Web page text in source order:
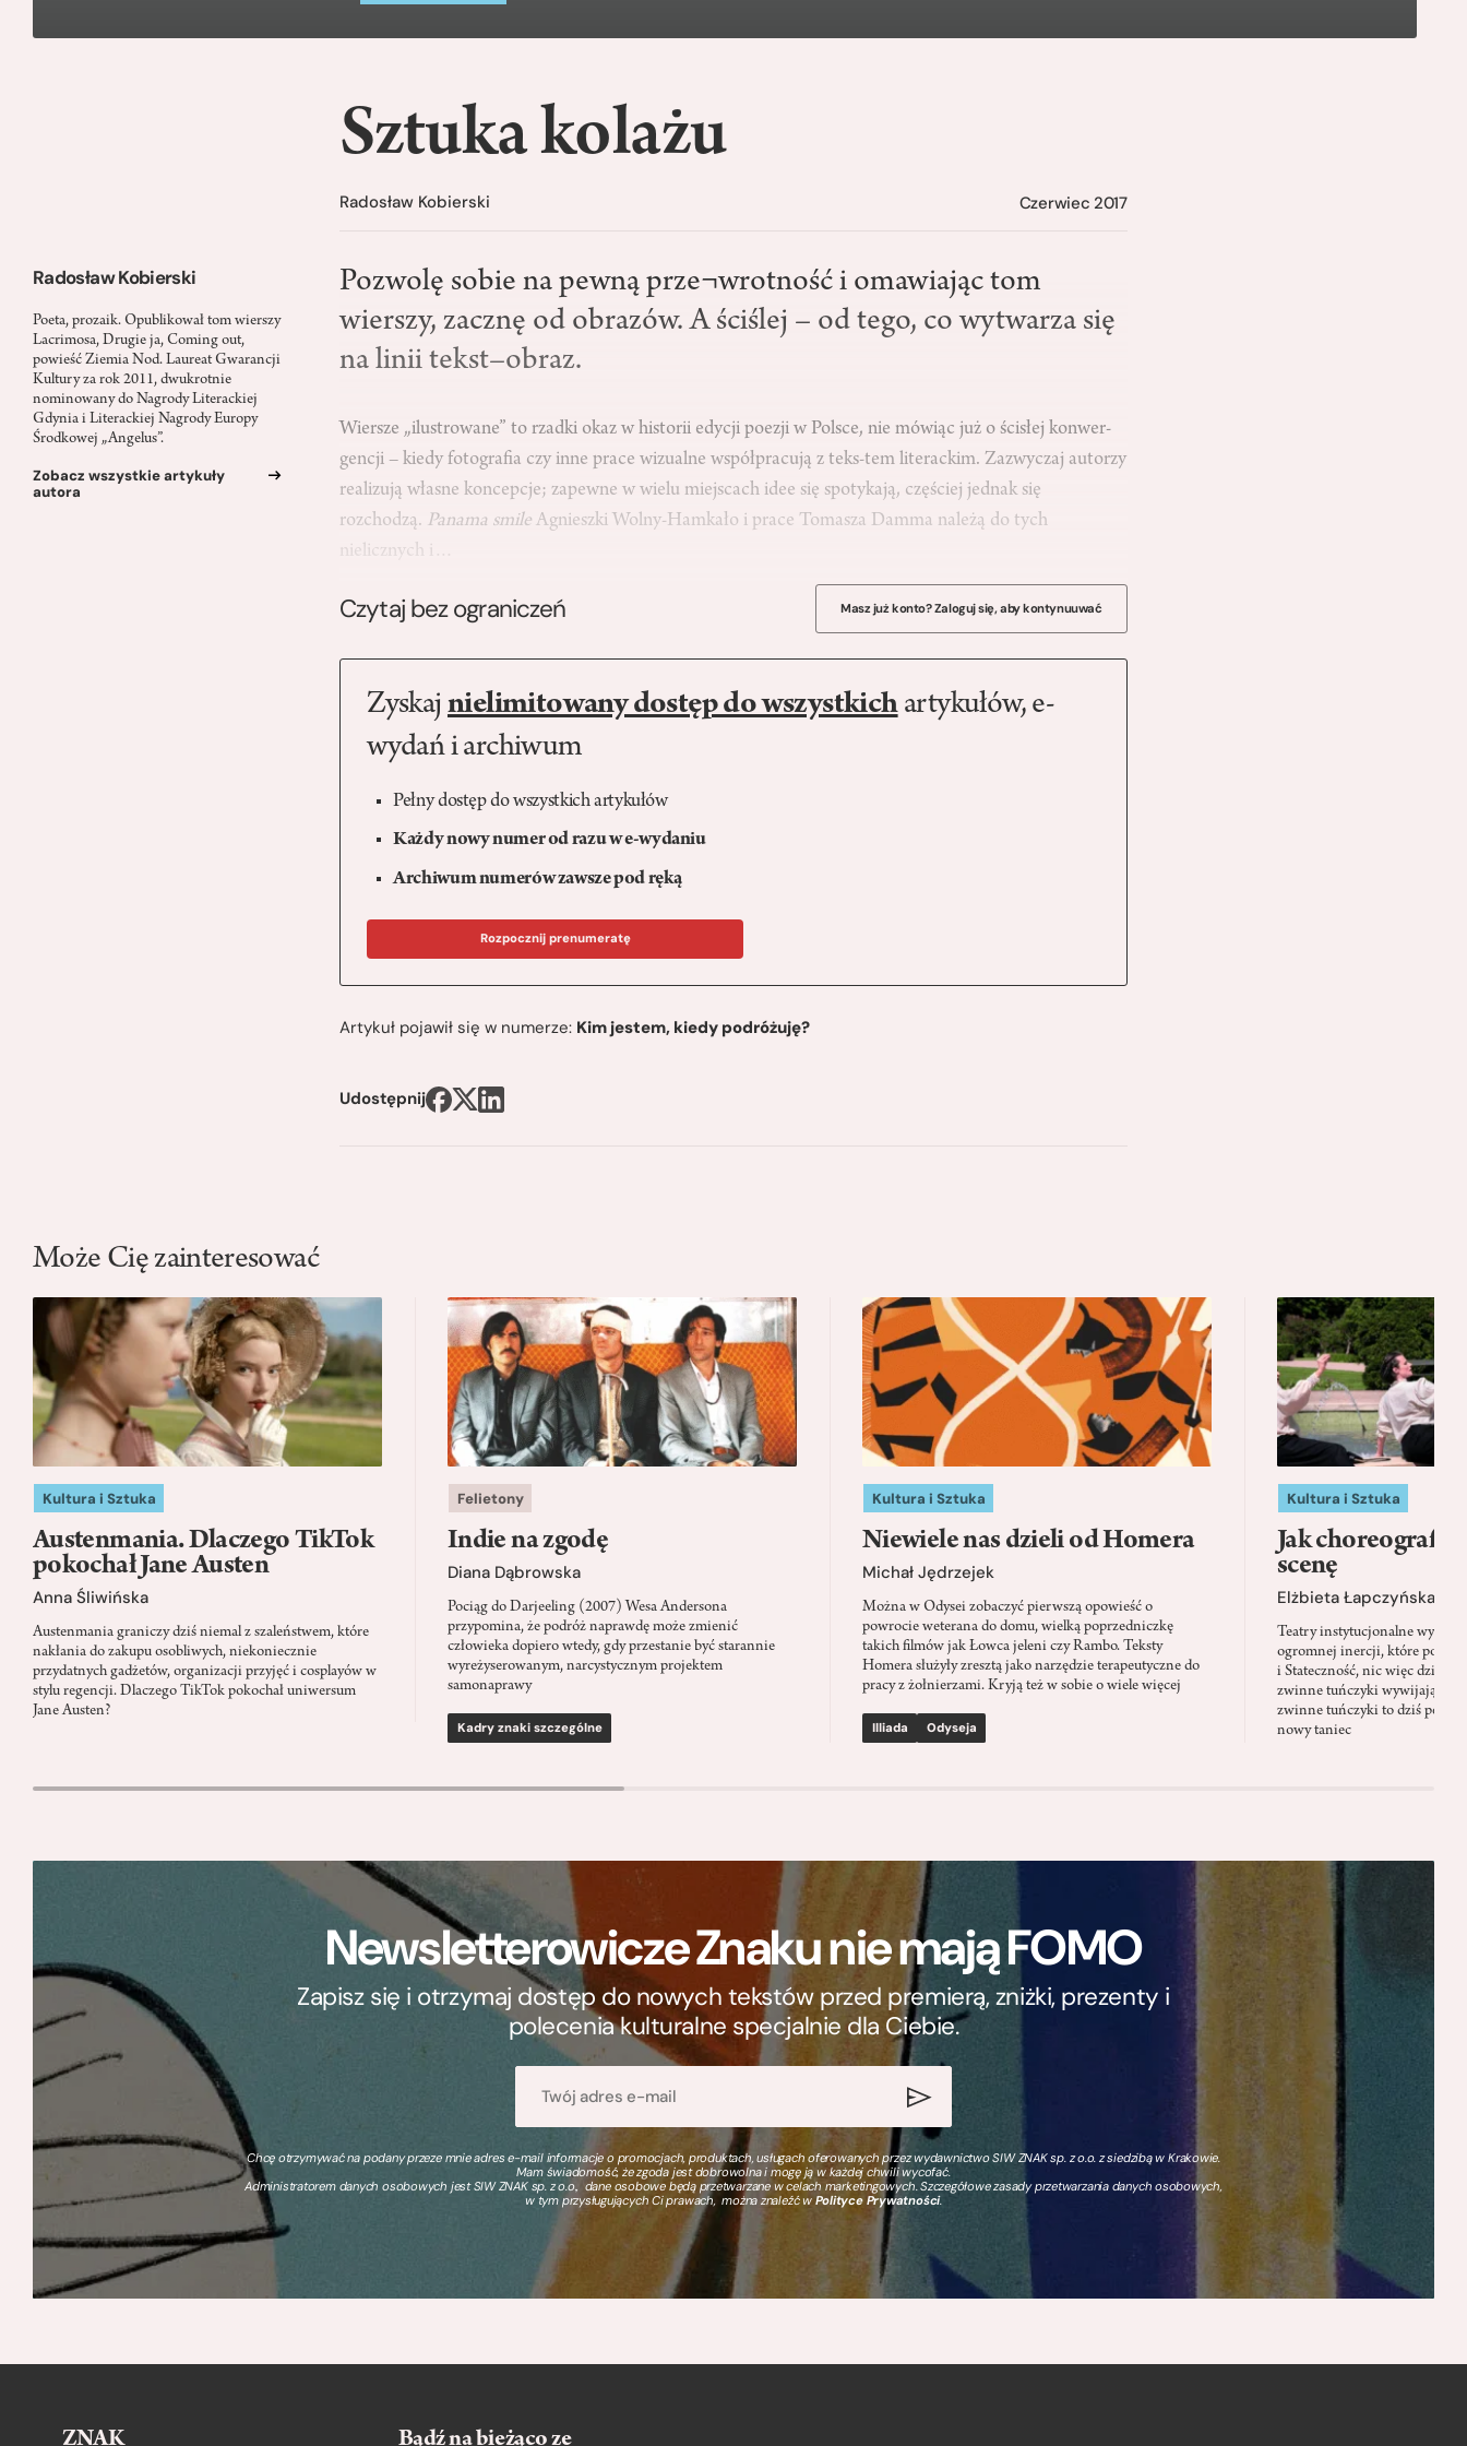
Radosław Kobierski
Poeta, prozaik. Opublikował tom wierszy
Lacrimosa, Drugie ja, Coming out,
powieść Ziemia Nod. Laureat Gwarancji
Kultury za rok 2011, dwukrotnie
nominowany do Nagrody Literackiej
Gdynia i Literackiej Nagrody Europy
Środkowej „Angelus”.
Zobacz wszystkie artykuły
autora
Sztuka kolażu
Radosław Kobierski Czerwiec 2017
Pozwolę sobie na pewną prze¬wrotność i omawiając tom
wierszy, zacznę od obrazów. A ściślej – od tego, co wytwarza się
na linii tekst–obraz.
Wiersze „ilustrowane” to rzadki okaz w historii edycji poezji w Polsce, nie mówiąc już o ścisłej konwer­
gencji – kiedy fotografia czy inne prace wizualne współpracują z teks-tem literackim. Zazwyczaj autorzy
realizują własne koncepcje; zapewne w wielu miejscach idee się spoty­kają, częściej jednak się
rozchodzą. Panama smileAgnieszki Wolny-Ham­kało i prace Tomasza Damma należą do tych
nielicznych i…
Czytaj bez ograniczeń Masz już konto? Zaloguj się, aby kontynuuwać
Zyskaj nielimitowany dostęp do wszystkichartykułów, e-
wydań i archiwum
Pełny dostęp do wszystkich artykułów
Każdy nowy numer od razu w e-wydaniu
Archiwum numerów zawsze pod ręką
Rozpocznij prenumeratę
Artykuł pojawił się w numerze: Kim jestem, kiedy podróżuję?
Udostępnij
Może Cię zainteresować
Kultura i Sztuka
Austenmania. Dlaczego TikTok
pokochał Jane Austen
Anna Śliwińska
Austenmania graniczy dziś niemal z szaleństwem, które
nakłania do zakupu osobliwych, niekoniecznie
przydatnych gadżetów, organizacji przyjęć i cosplayów w
stylu regencji. Dlaczego TikTok pokochał uniwersum
Jane Austen?
Felietony
Indie na zgodę
Diana Dąbrowska
Pociąg do Darjeeling (2007) Wesa Andersona
przypomina, że podróż naprawdę może zmienić
człowieka dopiero wtedy, gdy przestanie być starannie
wyreżyserowanym, narcystycznym projektem
samonaprawy
Kadry znaki szczególne
Kultura i Sztuka
Niewiele nas dzieli od Homera
Michał Jędrzejek
Można w Odysei zobaczyć pierwszą opowieść o
powrocie weterana do domu, wielką poprzedniczkę
takich filmów jak Łowca jeleni czy Rambo. Teksty
Homera służyły zresztą jako narzędzie terapeutyczne do
pracy z żołnierzami. Kryją też w sobie o wiele więcej
Illiada Odyseja
Kultura i Sztuka
Jak
scenę
Elżbieta Łapczyńska
Teatry instytucjonalne
ogromnej inercji, które ponad
i Stateczność, nic więc
zwinne tuńczyki wywijają
zwinne tuńczyki to dziś
nowy taniec
Newsletterowicze Znaku nie mają FOMO
Zapisz się i otrzymaj dostęp do nowych tekstów przed premierą, zniżki, prezenty i
polecenia kulturalne specjalnie dla Ciebie.
Chcę otrzymywać na podany przeze mnie adres e-mail informacje o promocjach, produktach, usługach oferowanych przez wydawnictwo SIW ZNAK sp. z o.o. z siedzibą w Krakowie.
Mam świadomość, że zgoda jest dobrowolna i mogę ją w każdej chwili wycofać.
Administratorem danych osobowych jest SIW ZNAK sp. z o.o., dane osobowe będą przetwarzane w celach marketingowych. Szczegółowe zasady przetwarzania danych osobowych,
w tym przysługujących Ci prawach, można znaleźć wPolityce Prywatności.
ZNAK Bądź na bieżąco ze